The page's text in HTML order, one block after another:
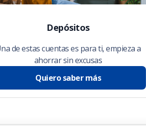
Depósitos
de estas cuentas es para ti, empieza a
ahorrar sin excusas
Quiero saber más